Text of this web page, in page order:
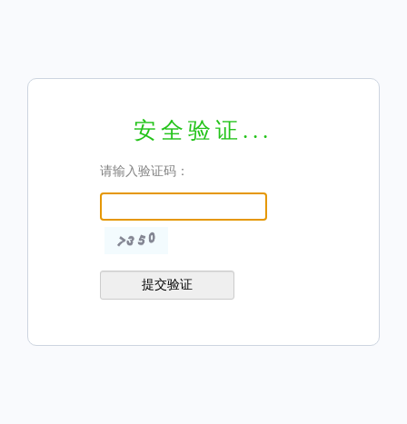
安全验证...
请输入验证码：